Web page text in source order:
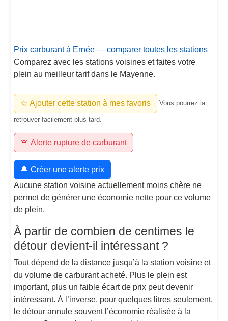
Prix carburant à Ernée — comparer toutes les stations
Comparez avec les stations voisines et faites votre
plein au meilleur tarif dans le Mayenne.
☆ Ajouter cette station à mes favoris Vous pourrez la
retrouver facilement plus tard.
🚨 Alerte rupture de carburant
🔔 Créer une alerte prix
Aucune station voisine actuellement moins chère ne
permet de générer une économie nette pour ce volume
de plein.
À partir de combien de centimes le
détour devient-il intéressant ?
Tout dépend de la distance jusqu’à la station voisine et
du volume de carburant acheté. Plus le plein est
important, plus un faible écart de prix peut devenir
intéressant. À l’inverse, pour quelques litres seulement,
le détour annule souvent l’économie réalisée à la